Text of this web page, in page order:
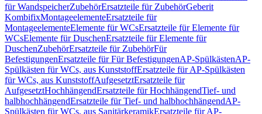
für WandspeicherZubehörErsatzteile für ZubehörGeberit
KombifixMontageelementeErsatzteile für
MontageelementeElemente für WCsErsatzteile für Elemente für
WCsElemente für DuschenErsatzteile für Elemente für
DuschenZubehörErsatzteile für ZubehörFür
BefestigungenErsatzteile für Für BefestigungenAP-SpülkästenAP-
Spülkästen für WCs, aus KunststoffErsatzteile für AP-Spülkästen
für WCs, aus KunststoffAufgesetztErsatzteile für
AufgesetztHochhängendErsatzteile für HochhängendTief- und
halbhochhängendErsatzteile für Tief- und halbhochhängendAP-
Spülkästen für WCs, aus SanitärkeramikErsatzteile für AP-